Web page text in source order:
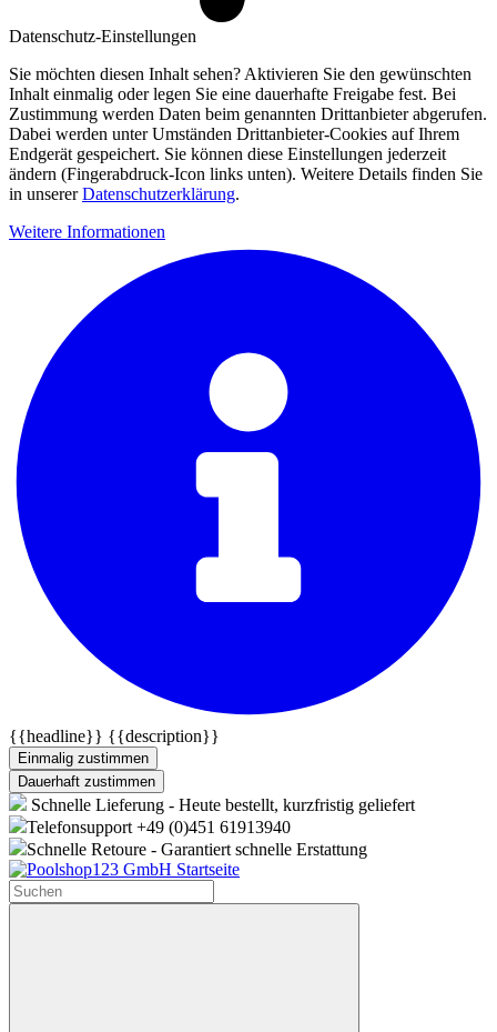
Datenschutz-Einstellungen
Sie möchten diesen Inhalt sehen? Aktivieren Sie den gewünschten
Inhalt einmalig oder legen Sie eine dauerhafte Freigabe fest. Bei
Zustimmung werden Daten beim genannten Drittanbieter abgerufen.
Dabei werden unter Umständen Drittanbieter-Cookies auf Ihrem
Endgerät gespeichert. Sie können diese Einstellungen jederzeit
ändern (Fingerabdruck-Icon links unten). Weitere Details finden Sie
in unsererDatenschutzerklärung.
Weitere Informationen
{{headline}} {{description}}
Einmalig zustimmen
Dauerhaft zustimmen
Schnelle Lieferung - Heute bestellt, kurzfristig geliefert
Telefonsupport +49 (0)451 61913940
Schnelle Retoure - Garantiert schnelle Erstattung